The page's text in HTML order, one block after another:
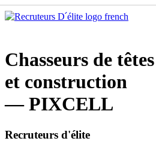
Chasseurs de
et construction
— PIXCELL
Recruteurs d'élite